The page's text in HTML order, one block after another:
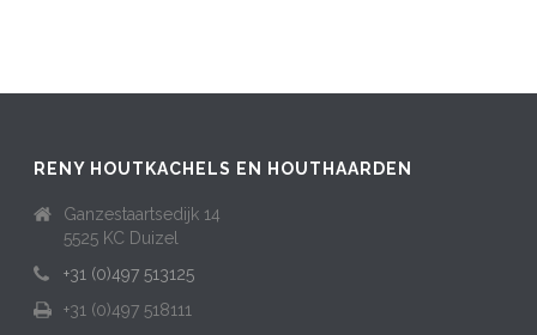
RENY HOUTKACHELS EN HOUTHAARDEN
Ganzestaartsedijk 14
5525 KC Duizel
+31 (0)497 513125
+31 (0)497 518111